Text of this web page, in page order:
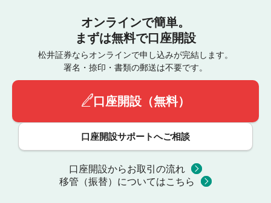
オンラインで簡単。
まずは無料で口座開設
松井証券ならオンラインで申し込みが完結します。
署名・捺印・書類の郵送は不要です。
口座開設（無料）
口座開設サポートへご相談
口座開設からお取引の流れ
移管（振替）についてはこちら